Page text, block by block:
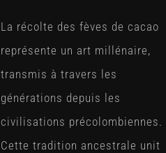
La récolte des fèves de cacao
représente un art millénaire,
transmis à travers les
générations depuis les
civilisations précolombiennes.
Cette tradition ancestrale unit